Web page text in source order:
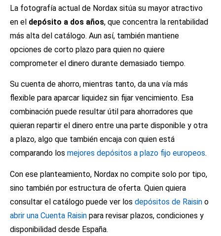
La fotografía actual de Nordax sitúa su mayor atractivo
en el depósito a dos años, que concentra la rentabilidad
más alta del catálogo. Aun así, también mantiene
opciones de corto plazo para quien no quiere
comprometer el dinero durante demasiado tiempo.
Su cuenta de ahorro, mientras tanto, da una vía más
flexible para aparcar liquidez sin fijar vencimiento. Esa
combinación puede resultar útil para ahorradores que
quieran repartir el dinero entre una parte disponible y otra
a plazo, algo que también encaja con quien está
comparando los mejores depósitos a plazo fijo europeos.
Con ese planteamiento, Nordax no compite solo por tipo,
sino también por estructura de oferta. Quien quiera
consultar el catálogo puede ver los depósitos de Raisin o
abrir una Cuenta Raisin para revisar plazos, condiciones y
disponibilidad desde España.